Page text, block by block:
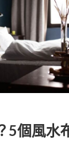
5個風水